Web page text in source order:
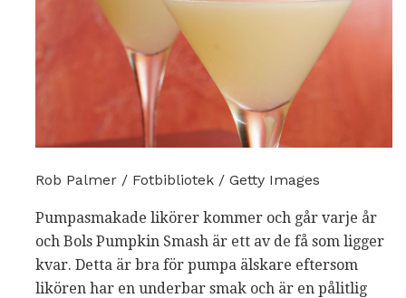
Rob Palmer / Fotbibliotek / Getty Images
Pumpasmakade likörer kommer och går varje år
och Bols Pumpkin Smash är ett av de få som ligger
kvar. Detta är bra för pumpa älskare eftersom
likören har en underbar smak och är en pålitlig